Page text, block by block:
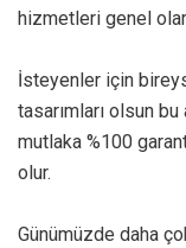
hizmetleri genel
İsteyenler için
tasarımları olsun
mutlaka %100
olur.
Günümüzde daha